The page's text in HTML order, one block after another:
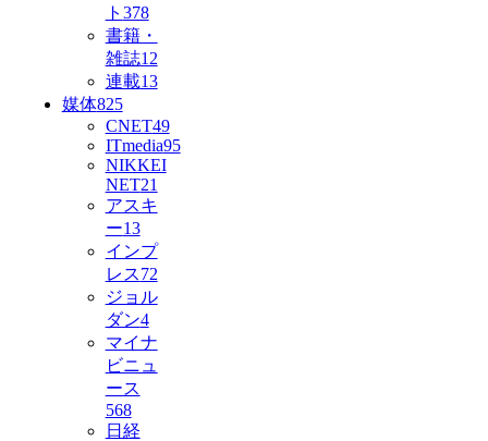
ト 378
書籍・
雑誌12
連載13
媒体825
CNET49
ITmedia95
NIKKEI
NET21
アスキ
ー13
インプ
レス72
ジョル
ダン4
マイナ
ビニュ
ース
568
日経